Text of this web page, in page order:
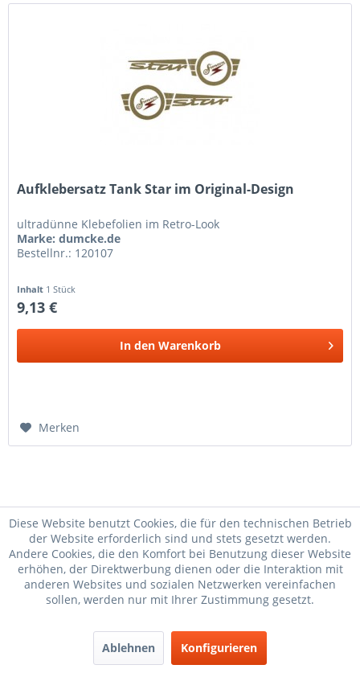
Aufklebersatz Tank Star im Original-Design
ultradünne Klebefolien im Retro-Look
Marke: dumcke.de
Bestellnr.: 120107
Inhalt 1 Stück
9,13 €
In den Warenkorb
Merken
Dekorsatz SR50 Aufklebersatz Aufklebersatz
Aufklebersatz Aufklebersatz Aufklebersatz
Aufklebersatz Schriftzug Aufklebersatz
Aufklebersatz
Aufklebersatz
Diese Website benutzt Cookies, die für den technischen Betrieb
der Website erforderlich sind und stets gesetzt werden.
Andere Cookies, die den Komfort bei Benutzung dieser Website
erhöhen, der Direktwerbung dienen oder die Interaktion mit
anderen Websites und sozialen Netzwerken vereinfachen
sollen, werden nur mit Ihrer Zustimmung gesetzt.
Ablehnen Konfigurieren